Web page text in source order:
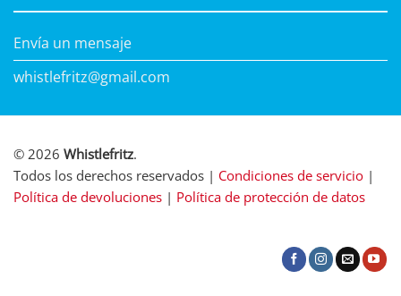
Envía un mensaje
whistlefritz@gmail.com
© 2026 Whistlefritz.
Todos los derechos reservados | Condiciones de servicio |
Política de devoluciones | Política de protección de datos